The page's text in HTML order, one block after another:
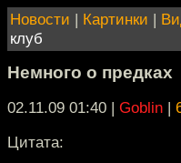
Новости | Картинки |
клуб
Немного о предках
02.11.09 01:40 | Goblin |
Цитата: